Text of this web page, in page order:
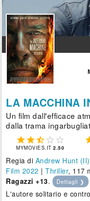
LA MACCHINA
Un film dall'efficace
dalla trama
    
MYMOVIES.IT2.50
Regia di Andrew Hunt (II)
Film 2022 |Thriller, 117
Ragazzi +13. Dettagli ❯
L'autore solitario e